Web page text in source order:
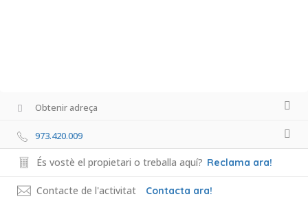
Obtenir adreça
973.420.009
És vostè el propietari o treballa aquí? Reclama ara!
Contacte de l'activitat Contacta ara!